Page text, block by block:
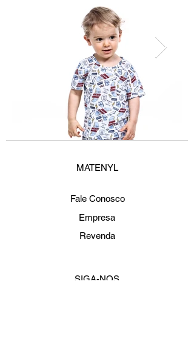
MATENYL
Fale Conosco
Empresa
Revenda
SIGA-NOS